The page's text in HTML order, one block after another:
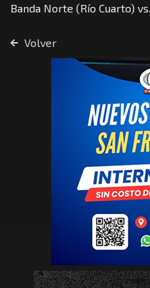
Banda Norte (Río Cuarto)
Volver